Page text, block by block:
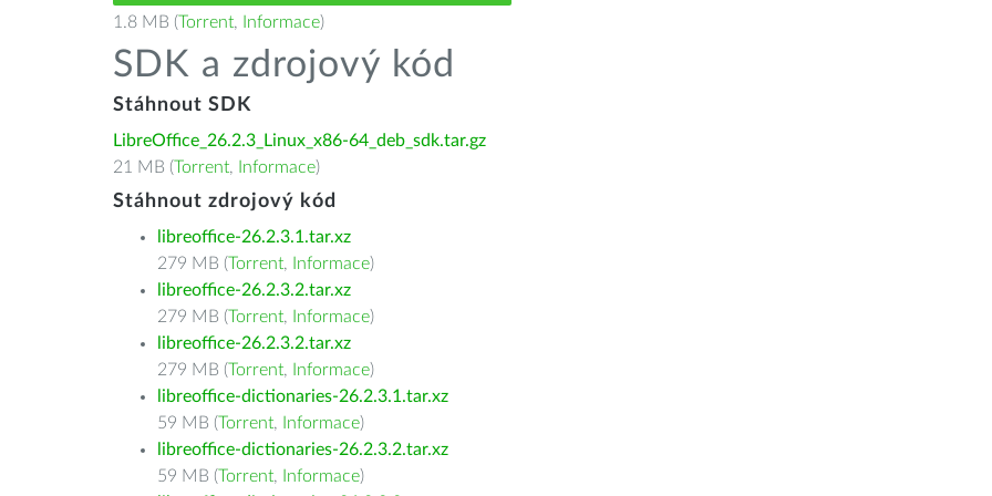
1.8 MB (Torrent, Informace)
SDK a zdrojový kód
Stáhnout SDK
LibreOffice_26.2.3_Linux_x86-64_deb_sdk.tar.gz
21 MB (Torrent, Informace)
Stáhnout zdrojový kód
libreoffice-26.2.3.1.tar.xz
279 MB (Torrent, Informace)
libreoffice-26.2.3.2.tar.xz
279 MB (Torrent, Informace)
libreoffice-26.2.3.2.tar.xz
279 MB (Torrent, Informace)
libreoffice-dictionaries-26.2.3.1.tar.xz
59 MB (Torrent, Informace)
libreoffice-dictionaries-26.2.3.2.tar.xz
59 MB (Torrent, Informace)